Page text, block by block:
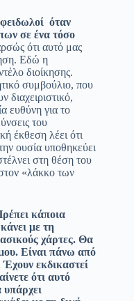
όταν
σε ένα τόσο
ότι αυτό μας
Εδώ η
διοίκησης.
συμβούλιο, που
διαχειριστικό,
ευθύνη για το
του
έκθεση λέει ότι
ουσία υποθηκεύει
στη θέση του
«λάκκο των
κάποια
με τη
χάρτες. Θα
Είναι πάνω από
εκδικαστεί
ότι αυτό
υπάρχει